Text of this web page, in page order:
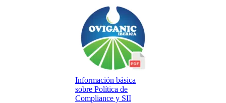
Información básica
sobre Política de
Compliance y SII